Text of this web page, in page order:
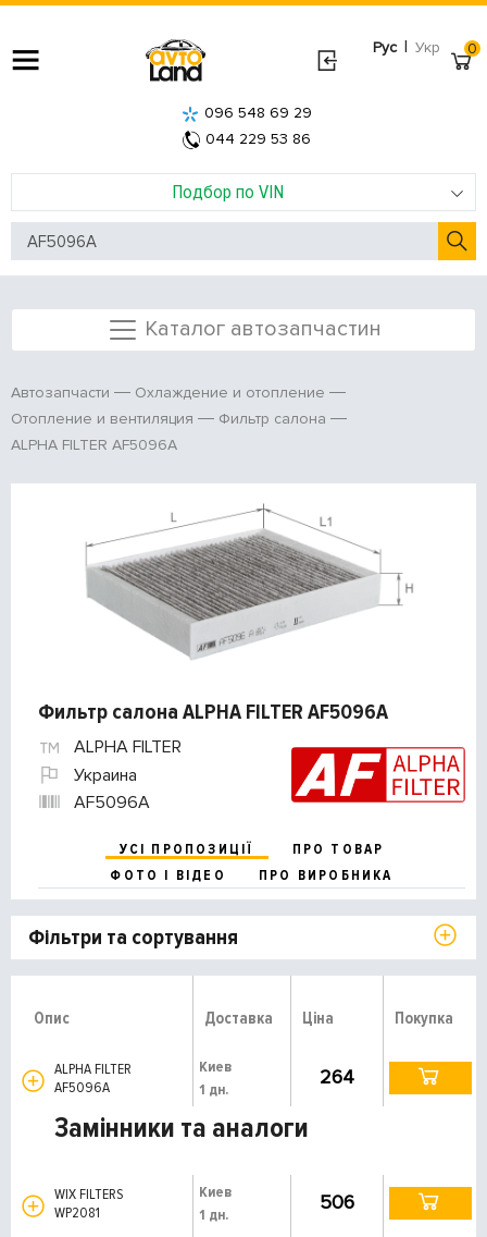
Рус | Укр
Подбор по VIN
096 548 69 29
044 229 53 86
0
Каталог автозапчастин
Автозапчасти
Охлаждение и отопление
Отопление и вентиляция
Фильтр салона
ALPHA FILTER AF5096A
Фильтр салона ALPHA FILTER AF5096A
ALPHA FILTER
Украина
AF5096A
УСІ ПРОПОЗИЦІЇ
ПРО ТОВАР
ФОТО І ВІДЕО
ПРО ВИРОБНИКА
Фільтри та сортування
Опис Доставка Ціна Покупка
ALPHA FILTER
AF5096A
Киев
1 дн.
264
Замінники та аналоги
WIX FILTERS
WP2081
Киев
1 дн.
506